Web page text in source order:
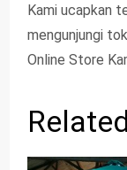
Kami ucapkan
mengunjungi
Online Store